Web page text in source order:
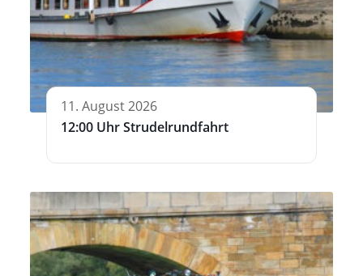
11. August 2026
12:00 Uhr Strudelrundfahrt